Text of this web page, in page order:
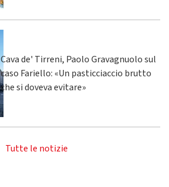
Cava de' Tirreni, Paolo Gravagnuolo sul
caso Fariello: «Un pasticciaccio brutto
che si doveva evitare»
Tutte le notizie